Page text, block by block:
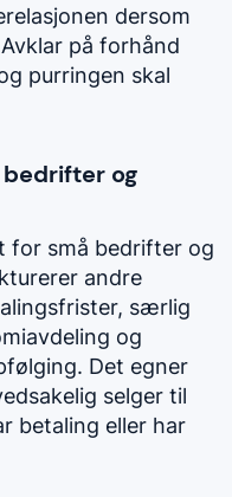
dersom
på forhånd
purringen skal
og
for små bedrifter og
andre
særlig
og
Det egner
selger til
betaling eller har